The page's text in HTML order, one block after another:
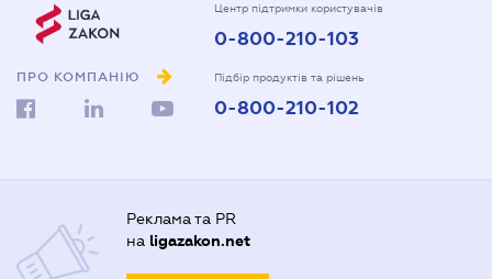
ПРО КОМПАНІЮ
Центр підтримки користувачів
0-800-210-103
Підбір продуктів та рішень
0-800-210-102
Реклама та PR
на ligazakon.net